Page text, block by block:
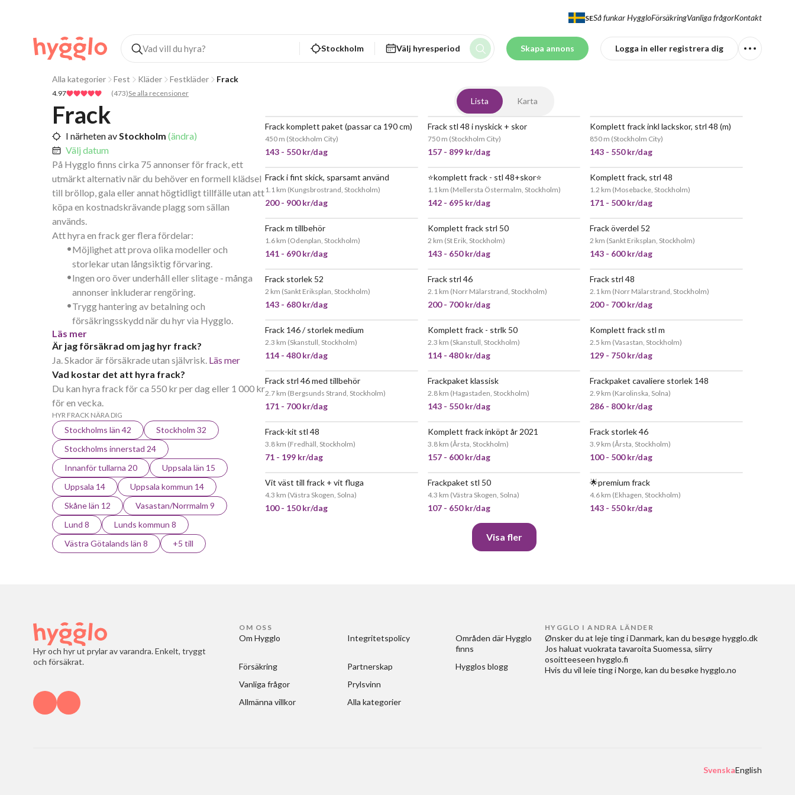
SESå funkar HyggloFörsäkringVanliga frågorKontakt
Stockholm Välj hyresperiod Skapa annons Logga in eller registrera dig
Alla kategorier Fest Kläder Festkläder Frack
4.97 (473)Se alla recensioner
Frack
I närheten avStockholm (ändra)
Välj datum
På Hygglo finns cirka 75 annonser för frack, ett
utmärkt alternativ när du behöver en formell klädsel
till bröllop, gala eller annat högtidligt tillfälle utan att
köpa en kostnadskrävande plagg som sällan
används.
Att hyra en frack ger flera fördelar:
•Möjlighet att prova olika modeller och
storlekar utan långsiktig förvaring.
•Ingen oro över underhåll eller slitage - många
annonser inkluderar rengöring.
•Trygg hantering av betalning och
försäkringsskydd när du hyr via Hygglo.
Läs mer
Är jag försäkrad om jag hyr frack?
Ja. Skador är försäkrade utan självrisk. Läs mer
Vad kostar det att hyra frack?
Du kan hyra frack för ca 550 kr per dag eller 1 000 kr
för en vecka.
HYR FRACK NÄRA DIG
Stockholms län 42
Stockholm 32
Stockholms innerstad 24
Innanför tullarna 20
Uppsala län 15
Uppsala 14
Uppsala kommun 14
Skåne län 12
Vasastan/Norrmalm 9
Lund 8
Lunds kommun 8
Västra Götalands län 8
+5 till
Lista Karta
POPULÄR
Frack komplett paket (passar ca 190 cm)
450 m (Stockholm City)
143 - 550 kr/dag
JÄTTEPOPULÄR
Frack stl 48 i nyskick + skor
750 m (Stockholm City)
157 - 899 kr/dag
JÄTTEPOPULÄR
Komplett frack inkl lackskor, strl 48 (m)
850 m (Stockholm City)
143 - 550 kr/dag
JÄTTEPOPULÄR
Frack i fint skick, sparsamt använd
1.1 km (Kungsbrostrand, Stockholm)
200 - 900 kr/dag
JÄTTEPOPULÄR
⭐️komplett frack - stl 48+skor⭐️
1.1 km (Mellersta Östermalm, Stockholm)
142 - 695 kr/dag
Komplett frack, strl 48
1.2 km (Mosebacke, Stockholm)
171 - 500 kr/dag
Frack m tillbehör
1.6 km (Odenplan, Stockholm)
141 - 690 kr/dag
Komplett frack strl 50
2 km (St Erik, Stockholm)
143 - 650 kr/dag
Frack överdel 52
2 km (Sankt Eriksplan, Stockholm)
143 - 600 kr/dag
Frack storlek 52
2 km (Sankt Eriksplan, Stockholm)
143 - 680 kr/dag
Frack strl 46
2.1 km (Norr Mälarstrand, Stockholm)
200 - 700 kr/dag
Frack strl 48
2.1 km (Norr Mälarstrand, Stockholm)
200 - 700 kr/dag
Frack 146 / storlek medium
2.3 km (Skanstull, Stockholm)
114 - 480 kr/dag
JÄTTEPOPULÄR
Komplett frack - strlk 50
2.3 km (Skanstull, Stockholm)
114 - 480 kr/dag
Komplett frack stl m
2.5 km (Vasastan, Stockholm)
129 - 750 kr/dag
JÄTTEPOPULÄR
Frack strl 46 med tillbehör
2.7 km (Bergsunds Strand, Stockholm)
171 - 700 kr/dag
Frackpaket klassisk
2.8 km (Hagastaden, Stockholm)
143 - 550 kr/dag
JÄTTEPOPULÄR
Frackpaket cavaliere storlek 148
2.9 km (Karolinska, Solna)
286 - 800 kr/dag
Frack-kit stl 48
3.8 km (Fredhäll, Stockholm)
71 - 199 kr/dag
JÄTTEPOPULÄR
Komplett frack inköpt år 2021
3.8 km (Årsta, Stockholm)
157 - 600 kr/dag
Frack storlek 46
3.9 km (Årsta, Stockholm)
100 - 500 kr/dag
JÄTTEPOPULÄR
Vit väst till frack + vit fluga
4.3 km (Västra Skogen, Solna)
100 - 150 kr/dag
Frackpaket stl 50
4.3 km (Västra Skogen, Solna)
107 - 650 kr/dag
🌟premium frack
4.6 km (Ekhagen, Stockholm)
143 - 550 kr/dag
Visa fler
Hyr och hyr ut prylar av varandra. Enkelt, tryggt
och försäkrat.
OM OSS
Om Hygglo
Försäkring
Vanliga frågor
Allmänna villkor
Integritetspolicy
Partnerskap
Prylsvinn
Alla kategorier
Områden där Hygglo
finns
Hygglos blogg
HYGGLO I ANDRA LÄNDER
Ønsker du at leje ting i Danmark, kan du besøge hygglo.dk
Jos haluat vuokrata tavaroita Suomessa, siirry
osoitteeseen hygglo.fi
Hvis du vil leie ting i Norge, kan du besøke hygglo.no
SvenskaEnglish